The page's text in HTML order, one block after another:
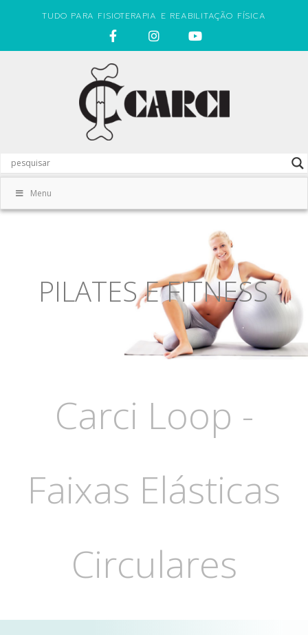
TUDO PARA FISIOTERAPIA E REABILITAÇÃO FÍSICA
Menu
PILATES E FITNESS
Carci Loop -
Faixas Elásticas
Circulares